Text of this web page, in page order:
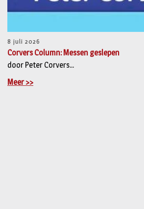
8 juli 2026
Corvers Column: Messen geslepen
door Peter Corvers...
Meer >>